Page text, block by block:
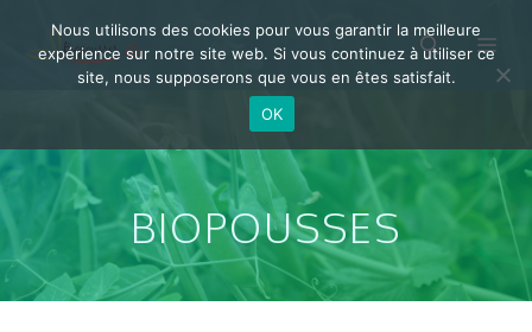
BIOPOUSSES
Nous utilisons des cookies pour vous garantir la meilleure
expérience sur notre site web. Si vous continuez à utiliser ce
site, nous supposerons que vous en êtes satisfait.
OK